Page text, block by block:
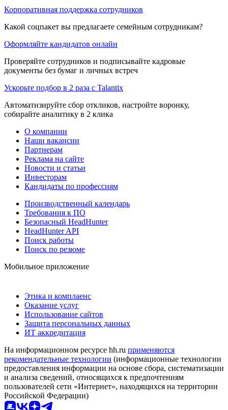
Корпоративная поддержка сотрудников
Какой соцпакет вы предлагаете семейным сотрудникам?
Оформляйте кандидатов онлайн
Проверяйте сотрудников и подписывайте кадровые
документы без бумаг и личных встреч
Ускорьте подбор в 2 раза с Talantix
Автоматизируйте сбор откликов, настройте воронку,
собирайте аналитику в 2 клика
О компании
Наши вакансии
Партнерам
Реклама на сайте
Новости и статьи
Инвесторам
Кандидаты по профессиям
Производственный календарь
Требования к ПО
Безопасный HeadHunter
HeadHunter API
Поиск работы
Поиск по резюме
Мобильное приложение
Этика и комплаенс
Оказание услуг
Использование сайтов
Защита персональных данных
ИТ аккредитация
На информационном ресурсе hh.ru применяются
рекомендательные технологии (информационные технологии
предоставления информации на основе сбора, систематизации
и анализа сведений, относящихся к предпочтениям
пользователей сети «Интернет», находящихся на территории
Российской Федерации)